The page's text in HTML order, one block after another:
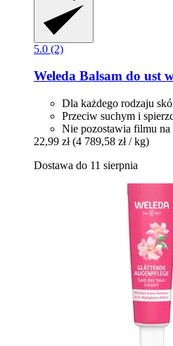
5.0 (2)
Weleda Balsam do ust
Dla każdego rodzaju
Przeciw suchym i
Nie pozostawia filmu na
22,99 zł (4 789,58 zł / kg)
Dostawa do 11 sierpnia